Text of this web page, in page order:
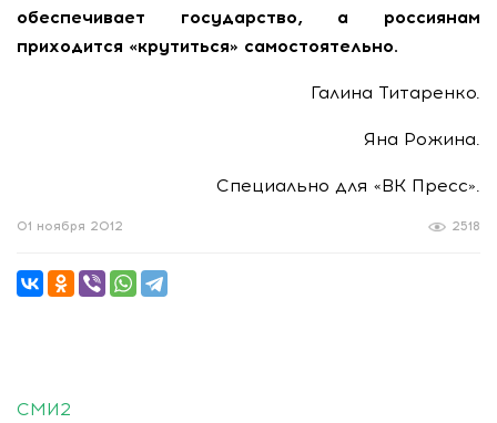
обеспечивает государство, а россиянам
приходится «крутиться» самостоятельно.
Галина Титаренко.
Яна Рожина.
Специально для «ВК Пресс».
2518
01 ноября 2012
СМИ2